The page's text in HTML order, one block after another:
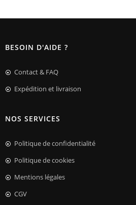
BESOIN D'AIDE ?
Contact & FAQ
Expédition et livraison
NOS SERVICES
Politique de confidentialité
Politique de cookies
Mentions légales
CGV